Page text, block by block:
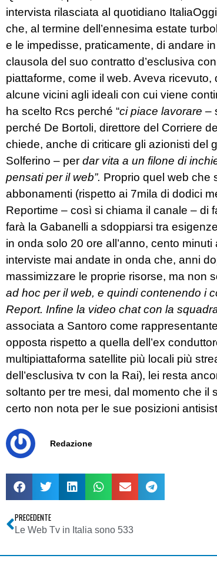
intervista rilasciata al quotidiano
che, al termine dell’ennesima estate
e le impedisse, praticamente, di andare
clausola del suo contratto d’esclusiva
piattaforme, come il web. Aveva
alcune vicini agli ideali con cui viene
ha scelto Rcs perché “ci piace lavorare –
perché De Bortoli, direttore del Corriere
chiede, anche di criticare gli azionisti del
Solferino – per dar vita a un filone di
pensati per il web”. Proprio quel web che
abbonamenti (rispetto ai 7mila di dodici
Reportime – così si chiama il canale – di
farà la Gabanelli a sdoppiarsi tra
in onda solo 20 ore all’anno, cento
interviste mai andate in onda che, anni
massimizzare le proprie risorse, ma non
ad hoc per il web, e quindi contenendo i
Report. Infine la video chat con la
associata a Santoro come
opposta rispetto a quella dell’ex
multipiattaforma satellite più locali più
dell’esclusiva tv con la Rai), lei resta
soltanto per tre mesi, dal momento che il
certo non nota per le sue posizioni
Redazione
PRECEDENTE
Le Web Tv in Italia sono 533